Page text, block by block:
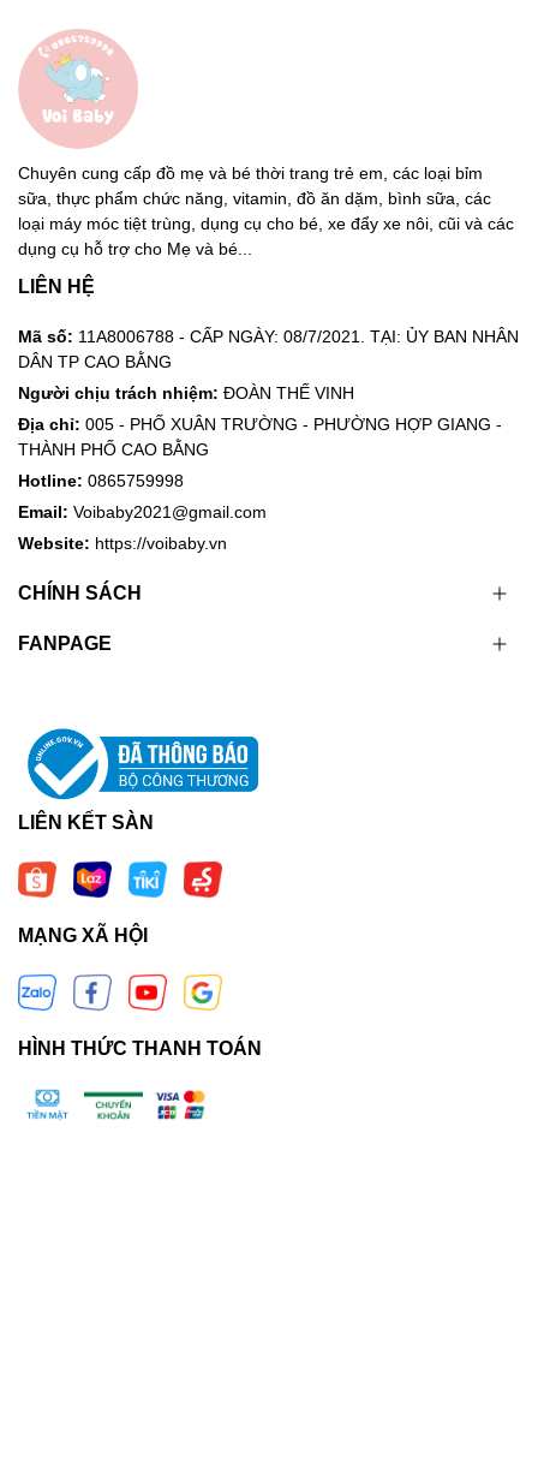
Chuyên cung cấp đồ mẹ và bé thời trang trẻ em, các loại bỉm
sữa, thực phẩm chức năng, vitamin, đồ ăn dặm, bình sữa, các
loại máy móc tiệt trùng, dụng cụ cho bé, xe đẩy xe nôi, cũi và các
dụng cụ hỗ trợ cho Mẹ và bé...
LIÊN HỆ
Mã số: 11A8006788 - CẤP NGÀY: 08/7/2021. TẠI: ỦY BAN NHÂN
DÂN TP CAO BẰNG
Người chịu trách nhiệm: ĐOÀN THẾ VINH
Địa chỉ: 005 - PHỐ XUÂN TRƯỜNG - PHƯỜNG HỢP GIANG -
THÀNH PHỐ CAO BẰNG
Hotline: 0865759998
Email: Voibaby2021@gmail.com
Website: https://voibaby.vn
CHÍNH SÁCH
FANPAGE
LIÊN KẾT SÀN
MẠNG XÃ HỘI
HÌNH THỨC THANH TOÁN